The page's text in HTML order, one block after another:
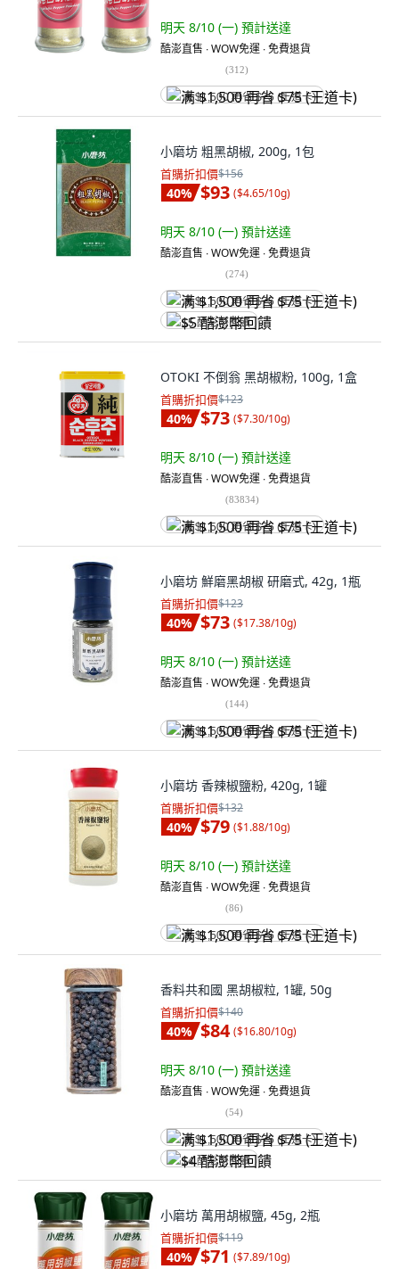
明天 8/10 (一) 預計送達
酷澎直售 ∙ WOW免運 ∙ 免費退貨
(312)
满 $1,500 再省 $75 (王道卡)
小磨坊 粗黑胡椒, 200g, 1包
首購折扣價$156
40% $93 ($4.65/10g)
明天 8/10 (一) 預計送達
酷澎直售 ∙ WOW免運 ∙ 免費退貨
(274)
满 $1,500 再省 $75 (王道卡)
$5 酷澎幣回饋
OTOKI 不倒翁 黑胡椒粉, 100g, 1盒
首購折扣價$123
40% $73 ($7.30/10g)
明天 8/10 (一) 預計送達
酷澎直售 ∙ WOW免運 ∙ 免費退貨
(83834)
满 $1,500 再省 $75 (王道卡)
小磨坊 鮮磨黑胡椒 研磨式, 42g, 1瓶
首購折扣價$123
40% $73 ($17.38/10g)
明天 8/10 (一) 預計送達
酷澎直售 ∙ WOW免運 ∙ 免費退貨
(144)
满 $1,500 再省 $75 (王道卡)
小磨坊 香辣椒鹽粉, 420g, 1罐
首購折扣價$132
40% $79 ($1.88/10g)
明天 8/10 (一) 預計送達
酷澎直售 ∙ WOW免運 ∙ 免費退貨
(86)
满 $1,500 再省 $75 (王道卡)
香料共和國 黑胡椒粒, 1罐, 50g
首購折扣價$140
40% $84 ($16.80/10g)
明天 8/10 (一) 預計送達
酷澎直售 ∙ WOW免運 ∙ 免費退貨
(54)
满 $1,500 再省 $75 (王道卡)
$4 酷澎幣回饋
小磨坊 萬用胡椒鹽, 45g, 2瓶
首購折扣價$119
40% $71 ($7.89/10g)